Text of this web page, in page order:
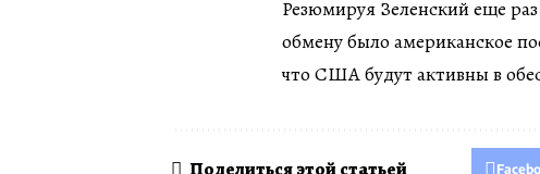
Резюмируя Зеленский еще
обмену было американское
что США будут активны в